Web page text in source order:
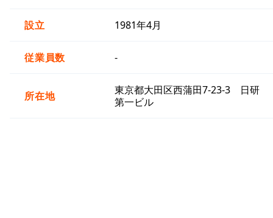
設立 1981年4月
従業員数 -
所在地
東京都大田区西蒲田7-23-3 日研
第一ビル